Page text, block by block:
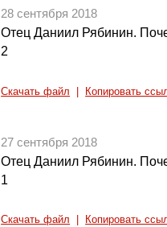
28 сентября 2018
Отец Даниил Рябинин.
2
Скачать файл Копировать
27 сентября 2018
Отец Даниил Рябинин.
1
Скачать файл Копировать